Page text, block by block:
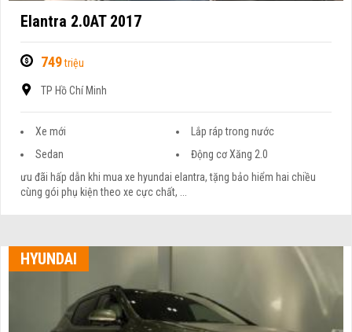
Elantra 2.0AT 2017
749triệu
TP Hồ Chí Minh
Xe mới
Lắp ráp trong nước
Sedan
Động cơ Xăng 2.0
ưu đãi hấp dẫn khi mua xe hyundai elantra, tặng bảo hiểm hai chiều
cùng gói phụ kiện theo xe cực chất, ...
HYUNDAI